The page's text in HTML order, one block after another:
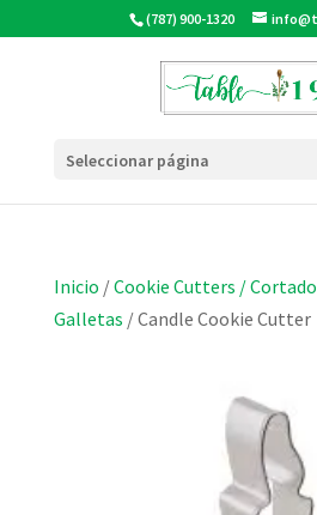
(787) 900-1320
Seleccionar página
Inicio /Cookie Cutters /
Galletas / Candle Cookie Cutter